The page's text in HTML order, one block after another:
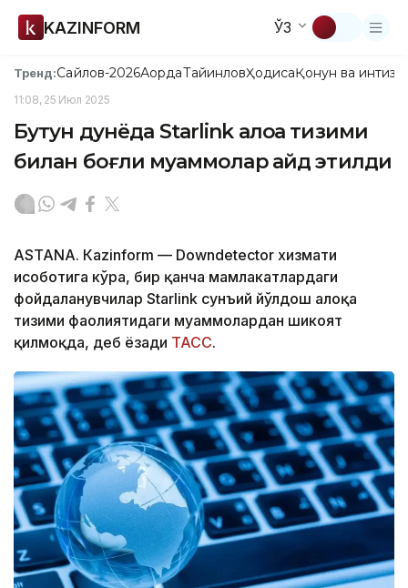
KAZINFORM ЎЗ
Тренд:Сайлов-2026АқордаТайинловҲодисаҚонун ва
11:08, 25 Июл 2025
Бутун дунёда Starlink алоқа тизими
билан боғлиқ муаммолар қайд этилди
ASTANА. Кazinform — Downdetector хизмати
ҳисоботига кўра, бир қанча мамлакатлардаги
фойдаланувчилар Starlink сунъий йўлдош алоқа
тизими фаолиятидаги муаммолардан шикоят
қилмоқда, деб ёзади ТАСС.